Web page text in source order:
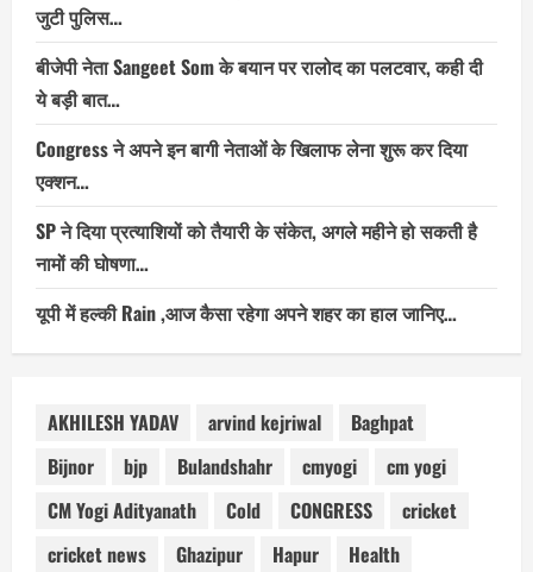
जुटी पुलिस…
बीजेपी नेता Sangeet Som के बयान पर रालोद का पलटवार, कही दी
ये बड़ी बात…
Congress ने अपने इन बागी नेताओं के खिलाफ लेना शुरू कर दिया
एक्शन…
SP ने दिया प्रत्याशियों को तैयारी के संकेत, अगले महीने हो सकती है
नामों की घोषणा…
यूपी में हल्की Rain ,आज कैसा रहेगा अपने शहर का हाल जानिए…
AKHILESH YADAV arvind kejriwal
Baghpat
Bijnor
bjp Bulandshahr cmyogi
cm yogi
CM Yogi Adityanath
Cold CONGRESS
cricket
cricket news
Ghazipur Hapur
Health